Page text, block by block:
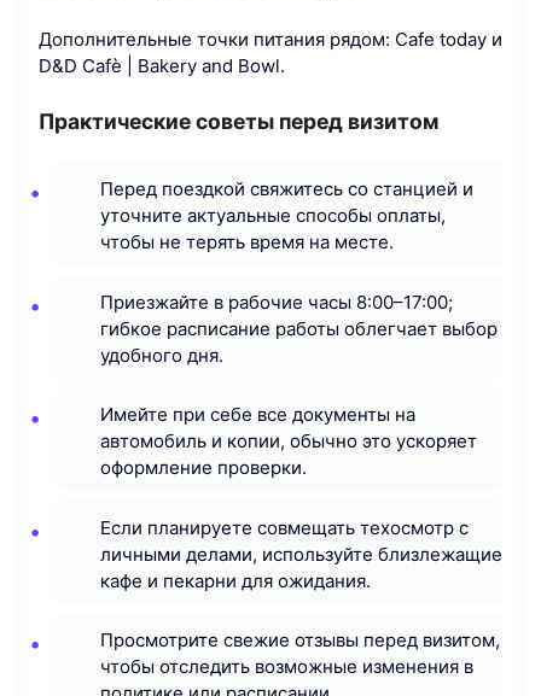
Дополнительные точки питания рядом: Cafe today и
D&D Cafè | Bakery and Bowl.
Практические советы перед визитом
Перед поездкой свяжитесь со станцией и
уточните актуальные способы оплаты,
чтобы не терять время на месте.
Приезжайте в рабочие часы 8:00–17:00;
гибкое расписание работы облегчает выбор
удобного дня.
Имейте при себе все документы на
автомобиль и копии, обычно это ускоряет
оформление проверки.
Если планируете совмещать техосмотр с
личными делами, используйте близлежащие
кафе и пекарни для ожидания.
Просмотрите свежие отзывы перед визитом,
чтобы отследить возможные изменения в